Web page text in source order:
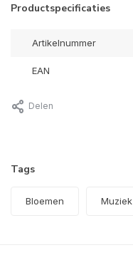
Productspecificaties
Artikelnummer
EAN
Delen
Tags
Bloemen Muziek